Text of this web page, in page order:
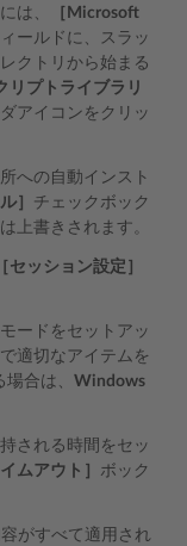
は、
［Microsoft
ールドに、スラッ
クトリから始まる
リプトライブラリ
アイコンをクリッ
への自動インスト
］ チェックボック
上書きされます。
［セッション設定］
ードをセットアッ
適切なアイテムを
合は、 Windows
される時間をセッ
ムアウト］ ボック
がすべて適用され